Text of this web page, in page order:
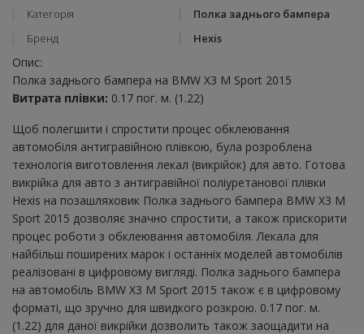
Категорія
Полка заднього бампера
Бренд
Hexis
Опис:
Полка заднього бампера на BMW X3 M Sport 2015
Витрата плівки: 0.17 пог. м. (1.22)
Щоб полегшити і спростити процес обклеювання
автомобіля антигравійною плівкою, була розроблена
технологія виготовлення лекал (викрійок) для авто. Готова
викрійка для авто з антигравійної поліуретанової плівки
Hexis на позашляховик Полка заднього бампера BMW X3 M
Sport 2015 дозволяє значно спростити, а також прискорити
процес роботи з обклеювання автомобіля. Лекала для
найбільш поширених марок і останніх моделей автомобілів
реалізовані в цифровому вигляді. Полка заднього бампера
на автомобіль BMW X3 M Sport 2015 також є в цифровому
форматі, що зручно для швидкого розкрою. 0.17 пог. м.
(1.22) для даної викрійки дозволить також заощадити на